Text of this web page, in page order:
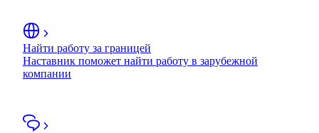
Найти работу за границей
Наставник поможет найти работу в зарубежной
компании